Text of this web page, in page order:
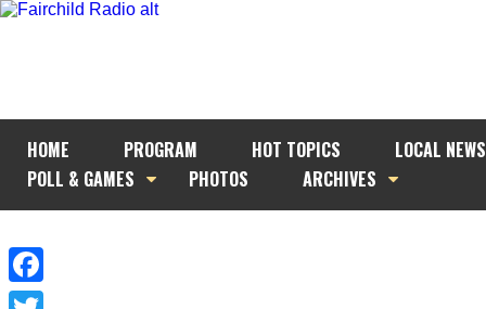
HOME PROGRAM HOT TOPICS
LOCAL NEWS
POLL & GAMES
PHOTOS ARCHIVES
Facebook